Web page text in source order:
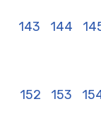
143 144
152 153